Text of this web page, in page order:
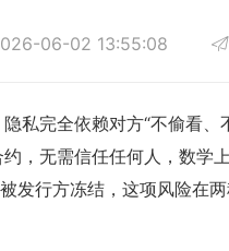
06-02 13:55:08
私完全依赖对方“不偷看、
，无需信任任何人，数学
发行方冻结，这项风险在